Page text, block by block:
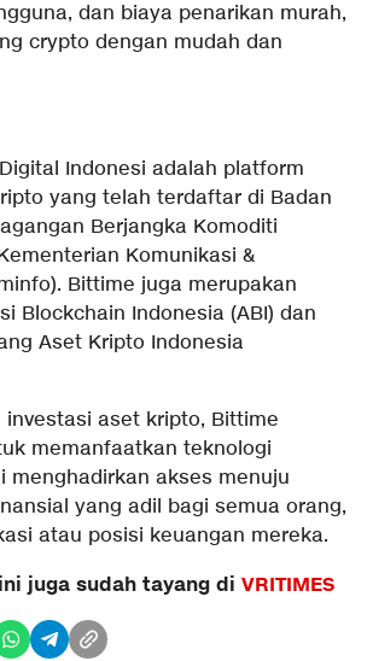
dan biaya penarikan murah,
crypto dengan mudah dan
Indonesi adalah platform
yang telah terdaftar di Badan
Berjangka Komoditi
Komunikasi &
Bittime juga merupakan
Blockchain Indonesia (ABI) dan
Aset Kripto Indonesia
aset kripto, Bittime
memanfaatkan teknologi
menghadirkan akses menuju
yang adil bagi semua orang,
atau posisi keuangan mereka.
juga sudah tayang di VRITIMES